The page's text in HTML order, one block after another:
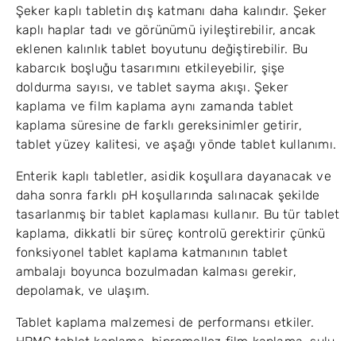
Şeker kaplı tabletin dış katmanı daha kalındır. Şeker
kaplı haplar tadı ve görünümü iyileştirebilir, ancak
eklenen kalınlık tablet boyutunu değiştirebilir. Bu
kabarcık boşluğu tasarımını etkileyebilir, şişe
doldurma sayısı, ve tablet sayma akışı. Şeker
kaplama ve film kaplama aynı zamanda tablet
kaplama süresine de farklı gereksinimler getirir,
tablet yüzey kalitesi, ve aşağı yönde tablet kullanımı.
Enterik kaplı tabletler, asidik koşullara dayanacak ve
daha sonra farklı pH koşullarında salınacak şekilde
tasarlanmış bir tablet kaplaması kullanır. Bu tür tablet
kaplama, dikkatli bir süreç kontrolü gerektirir çünkü
fonksiyonel tablet kaplama katmanının tablet
ambalajı boyunca bozulmadan kalması gerekir,
depolamak, ve ulaşım.
Tablet kaplama malzemesi de performansı etkiler.